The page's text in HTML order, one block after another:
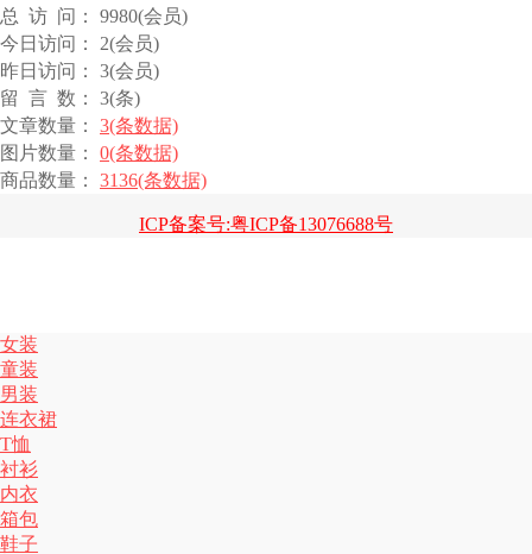
总 访 问： 9980(会员)
今日访问： 2(会员)
昨日访问： 3(会员)
留 言 数： 3(条)
文章数量： 3(条数据)
图片数量： 0(条数据)
商品数量： 3136(条数据)
ICP备案号:粤ICP备13076688号
女装
童装
男装
连衣裙
T恤
衬衫
内衣
箱包
鞋子